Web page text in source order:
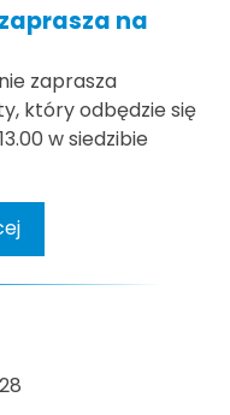
na
zaprasza
który odbędzie się
w siedzibie